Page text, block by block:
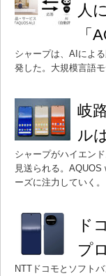
人
「
シャープは、AIによ
発した。大規模言語
岐
ル
シャープがハイエン
見送られる。
ーズに注力していく。
ド
プ
NTTドコモとソフト